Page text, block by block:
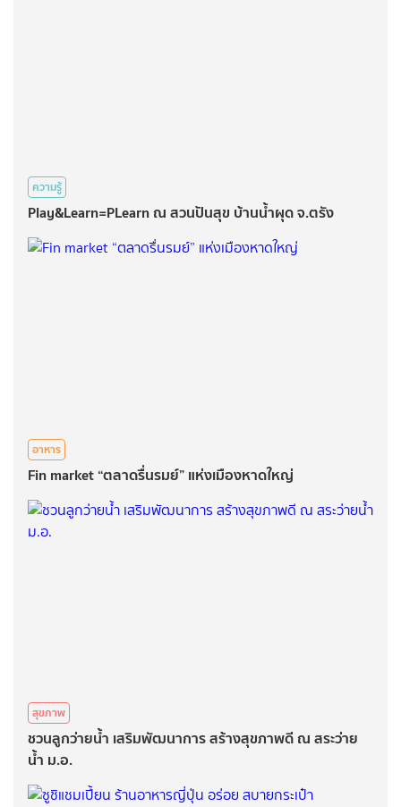
ความรู้
Play&Learn=PLearn ณ สวนปันสุข บ้านน้ำผุด จ.ตรัง
อาหาร
Fin market “ตลาดรื่นรมย์” แห่งเมืองหาดใหญ่
สุขภาพ
ชวนลูกว่ายน้ำ เสริมพัฒนาการ สร้างสุขภาพดี ณ สระว่าย
น้ำ ม.อ.